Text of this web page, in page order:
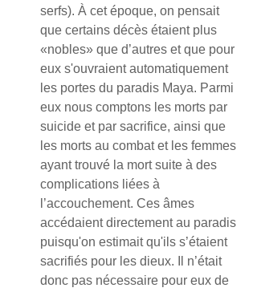
serfs). À cet époque, on pensait
que certains décès étaient plus
«nobles» que d’autres et que pour
eux s'ouvraient automatiquement
les portes du paradis Maya. Parmi
eux nous comptons les morts par
suicide et par sacrifice, ainsi que
les morts au combat et les femmes
ayant trouvé la mort suite à des
complications liées à
l’accouchement. Ces âmes
accédaient directement au paradis
puisqu'on estimait qu'ils s’étaient
sacrifiés pour les dieux. Il n’était
donc pas nécessaire pour eux de